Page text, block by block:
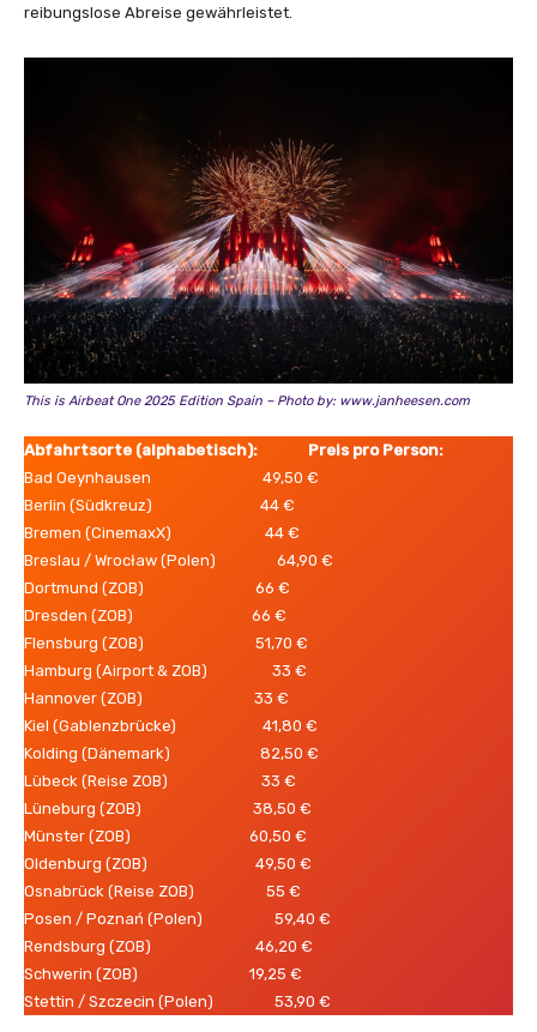
reibungslose Abreise gewährleistet.
This is Airbeat One 2025 Edition Spain – Photo by: www.janheesen.com
Abfahrtsorte (alphabetisch): Preis pro Person:
Bad Oeynhausen 49,50 €
Berlin (Südkreuz) 44 €
Bremen (CinemaxX) 44 €
Breslau / Wrocław (Polen) 64,90 €
Dortmund (ZOB) 66 €
Dresden (ZOB) 66 €
Flensburg (ZOB) 51,70 €
Hamburg (Airport & ZOB) 33 €
Hannover (ZOB) 33 €
Kiel (Gablenzbrücke) 41,80 €
Kolding (Dänemark) 82,50 €
Lübeck (Reise ZOB) 33 €
Lüneburg (ZOB) 38,50 €
Münster (ZOB) 60,50 €
Oldenburg (ZOB) 49,50 €
Osnabrück (Reise ZOB) 55 €
Posen / Poznań (Polen) 59,40 €
Rendsburg (ZOB) 46,20 €
Schwerin (ZOB) 19,25 €
Stettin / Szczecin (Polen) 53,90 €